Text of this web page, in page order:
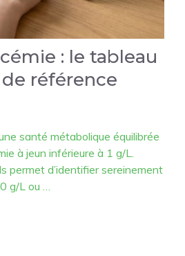
: le tableau
référence
santé métabolique équilibrée
à jeun inférieure à 1 g/L.
permet d’identifier sereinement
g/L ou …